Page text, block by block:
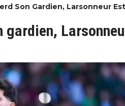
Son Gardien, Larsonneur Est
gardien,